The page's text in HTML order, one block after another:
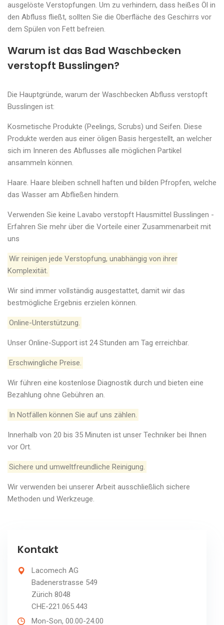
ausgelöste Verstopfungen. Um zu verhindern, dass heißes Öl in
den Abfluss fließt, sollten Sie die Oberfläche des Geschirrs vor
dem Spülen von Fett befreien.
Warum ist das Bad Waschbecken
verstopft Busslingen?
Die Hauptgründe, warum der Waschbecken Abfluss verstopft
Busslingen ist:
Kosmetische Produkte (Peelings, Scrubs) und Seifen. Diese
Produkte werden aus einer öligen Basis hergestellt, an welcher
sich im Inneren des Abflusses alle möglichen Partikel
ansammeln können.
Haare. Haare bleiben schnell haften und bilden Pfropfen, welche
das Wasser am Abfließen hindern.
Verwenden Sie keine Lavabo verstopft Hausmittel Busslingen -
Erfahren Sie mehr über die Vorteile einer Zusammenarbeit mit
uns
Wir reinigen jede Verstopfung, unabhängig von ihrer
Komplexität.
Wir sind immer vollständig ausgestattet, damit wir das
bestmögliche Ergebnis erzielen können.
Online-Unterstützung.
Unser Online-Support ist 24 Stunden am Tag erreichbar.
Erschwingliche Preise.
Wir führen eine kostenlose Diagnostik durch und bieten eine
Bezahlung ohne Gebühren an.
In Notfällen können Sie auf uns zählen.
Innerhalb von 20 bis 35 Minuten ist unser Techniker bei Ihnen
vor Ort.
Sichere und umweltfreundliche Reinigung.
Wir verwenden bei unserer Arbeit ausschließlich sichere
Methoden und Werkzeuge.
Kontakt
Lacomech AG
Badenerstrasse 549
Zürich 8048
CHE-221.065.443
Mon-Son, 00.00-24.00